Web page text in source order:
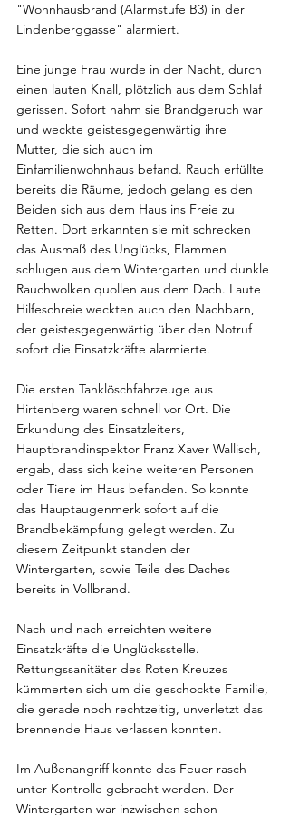
"Wohnhausbrand (Alarmstufe B3) in der
Lindenberggasse" alarmiert.
Eine junge Frau wurde in der Nacht, durch
einen lauten Knall, plötzlich aus dem Schlaf
gerissen. Sofort nahm sie Brandgeruch war
und weckte geistesgegenwärtig ihre
Mutter, die sich auch im
Einfamilienwohnhaus befand. Rauch erfüllte
bereits die Räume, jedoch gelang es den
Beiden sich aus dem Haus ins Freie zu
Retten. Dort erkannten sie mit schrecken
das Ausmaß des Unglücks, Flammen
schlugen aus dem Wintergarten und dunkle
Rauchwolken quollen aus dem Dach. Laute
Hilfeschreie weckten auch den Nachbarn,
der geistesgegenwärtig über den Notruf
sofort die Einsatzkräfte alarmierte.
Die ersten Tanklöschfahrzeuge aus
Hirtenberg waren schnell vor Ort. Die
Erkundung des Einsatzleiters,
Hauptbrandinspektor Franz Xaver Wallisch,
ergab, dass sich keine weiteren Personen
oder Tiere im Haus befanden. So konnte
das Hauptaugenmerk sofort auf die
Brandbekämpfung gelegt werden. Zu
diesem Zeitpunkt standen der
Wintergarten, sowie Teile des Daches
bereits in Vollbrand.
Nach und nach erreichten weitere
Einsatzkräfte die Unglücksstelle.
Rettungssanitäter des Roten Kreuzes
kümmerten sich um die geschockte Familie,
die gerade noch rechtzeitig, unverletzt das
brennende Haus verlassen konnten.
Im Außenangriff konnte das Feuer rasch
unter Kontrolle gebracht werden. Der
Wintergarten war inzwischen schon